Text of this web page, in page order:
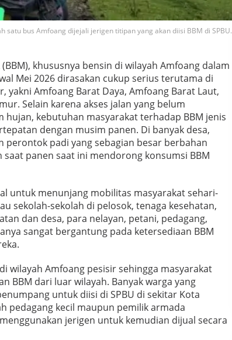
satu bus Amfoang dijejali jerigen titipan yang akan diisi BBM di SPBU.
khususnya bensin di wilayah Amfoang dalam
Mei 2026 dirasakan cukup serius terutama di
yakni Amfoang Barat Daya, Amfoang Barat Laut,
Selain karena akses jalan yang belum
kebutuhan masyarakat terhadap BBM jenis
dengan musim panen. Di banyak desa,
perontok padi yang sebagian besar berbahan
panen saat ini mendorong konsumsi BBM
untuk menunjang mobilitas masyarakat sehari-
sekolah-sekolah di pelosok, tenaga kesehatan,
dan desa, para nelayan, petani, pedagang,
sangat bergantung pada ketersediaan BBM
wilayah Amfoang pesisir sehingga masyarakat
BBM dari luar wilayah. Banyak warga yang
untuk diisi di SPBU di sekitar Kota
pedagang kecil maupun pemilik armada
jerigen untuk kemudian dijual secara